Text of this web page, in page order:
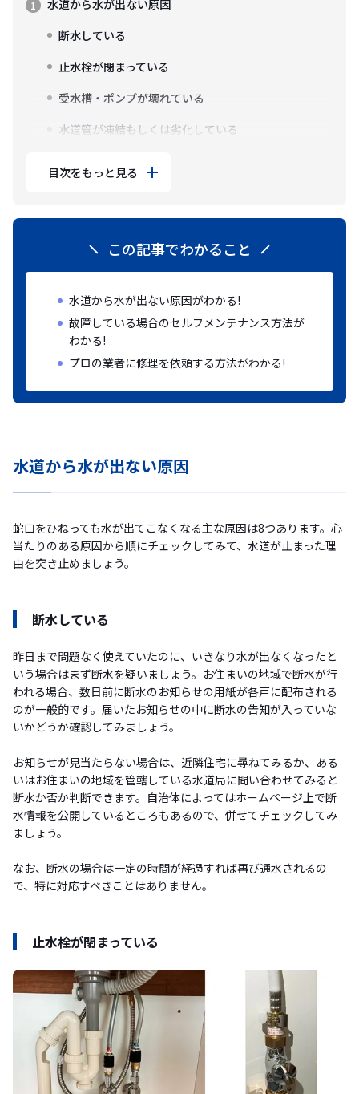
水道から水が出ない原因
断水している
止水栓が閉まっている
受水槽・ポンプが壊れている
水道管が凍結もしくは劣化している
目次をもっと見る
この記事でわかること
水道から水が出ない原因がわかる!
故障している場合のセルフメンテナンス方法が
わかる!
プロの業者に修理を依頼する方法がわかる!
水道から水が出ない原因
蛇口をひねっても水が出てこなくなる主な原因は8つあります。心
当たりのある原因から順にチェックしてみて、水道が止まった理
由を突き止めましょう。
断水している
昨日まで問題なく使えていたのに、いきなり水が出なくなったと
いう場合はまず断水を疑いましょう。お住まいの地域で断水が行
われる場合、数日前に断水のお知らせの用紙が各戸に配布される
のが一般的です。届いたお知らせの中に断水の告知が入っていな
いかどうか確認してみましょう。
お知らせが見当たらない場合は、近隣住宅に尋ねてみるか、ある
いはお住まいの地域を管轄している水道局に問い合わせてみると
断水か否か判断できます。自治体によってはホームページ上で断
水情報を公開しているところもあるので、併せてチェックしてみ
ましょう。
なお、断水の場合は一定の時間が経過すれば再び通水されるの
で、特に対応すべきことはありません。
止水栓が閉まっている